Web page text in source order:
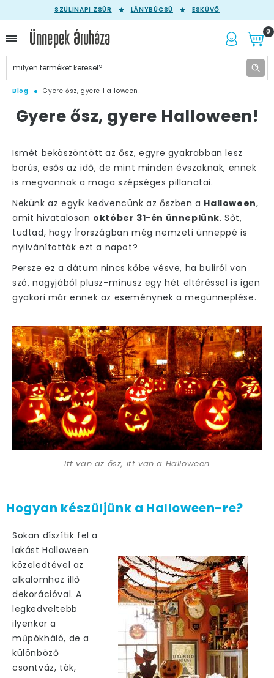
SZÜLINAPI ZSÚR LÁNYBÚCSÚ ESKÜVŐ
0
Blog Gyere ősz, gyere Halloween!
Gyere ősz, gyere Halloween!
Ismét beköszöntött az ősz, egyre gyakrabban lesz
borús, esős az idő, de mint minden évszaknak, ennek
is megvannak a maga szépséges pillanatai.
Nekünk az egyik kedvencünk az őszben a Halloween,
amit hivatalosan október 31-én ünneplünk. Sőt,
tudtad, hogy Írországban még nemzeti ünneppé is
nyilvánították ezt a napot?
Persze ez a dátum nincs kőbe vésve, ha buliról van
szó, nagyjából plusz-mínusz egy hét eltéréssel is igen
gyakori már ennek az eseménynek a megünneplése.
Itt van az ősz, itt van a Halloween
Hogyan készüljünk a Halloween-re?
Sokan díszítik fel a
lakást Halloween
közeledtével az
alkalomhoz illő
dekorációval. A
legkedveltebb
ilyenkor a
műpókháló, de a
különböző
csontváz, tök,